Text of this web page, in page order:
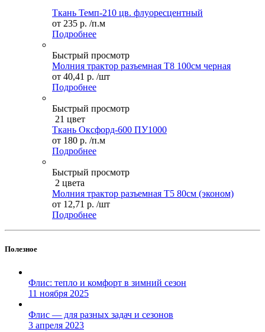
Ткань Темп-210 цв. флуоресцентный
от 235 р. /п.м
Подробнее
Быстрый просмотр
Молния трактор разъемная Т8 100см черная
от 40,41 р. /шт
Подробнее
Быстрый просмотр
21 цвет
Ткань Оксфорд-600 ПУ1000
от 180 р. /п.м
Подробнее
Быстрый просмотр
2 цвета
Молния трактор разъемная Т5 80см (эконом)
от 12,71 р. /шт
Подробнее
Полезное
Флис: тепло и комфорт в зимний сезон
11 ноября 2025
Флис — для разных задач и сезонов
3 апреля 2023